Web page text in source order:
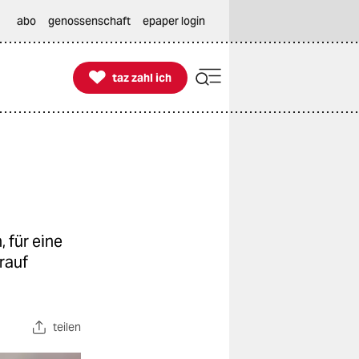
abo genossenschaft epaper login

taz zahl ich
taz zahl ich
für eine
teilen